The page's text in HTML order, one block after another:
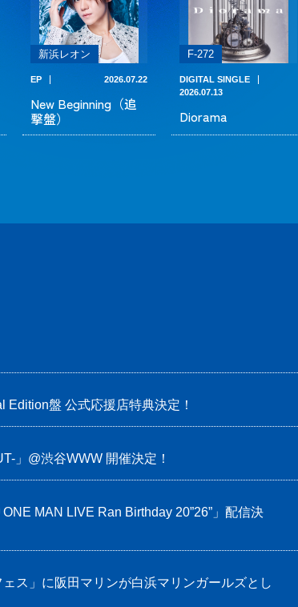
新浜レオン
EP 2026.07.22
New Beginning（追
撃盤）
F-272
DIGITAL SINGLE
2026.07.13
Diorama
盤 公式応援店特典決定！
」@渋谷WWW 開催決定！
MAN LIVE Ran Birthday 20”26”」配信決
ス」に阪田マリンが白浜マリンガールズとし